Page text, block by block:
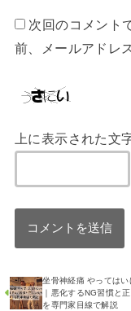
次回のコメント
前、メールアドレ
上に表示された文
坐骨神経痛 やってはい
｜悪化するNG習慣と
を専門家目線で解説